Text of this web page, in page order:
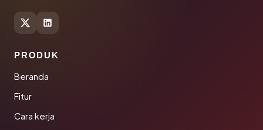
PRODUK
Beranda
Fitur
Cara kerja